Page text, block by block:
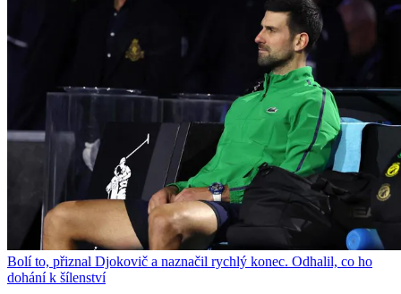
Bolí to, přiznal Djokovič a naznačil rychlý konec. Odhalil, co ho
dohání k šílenství